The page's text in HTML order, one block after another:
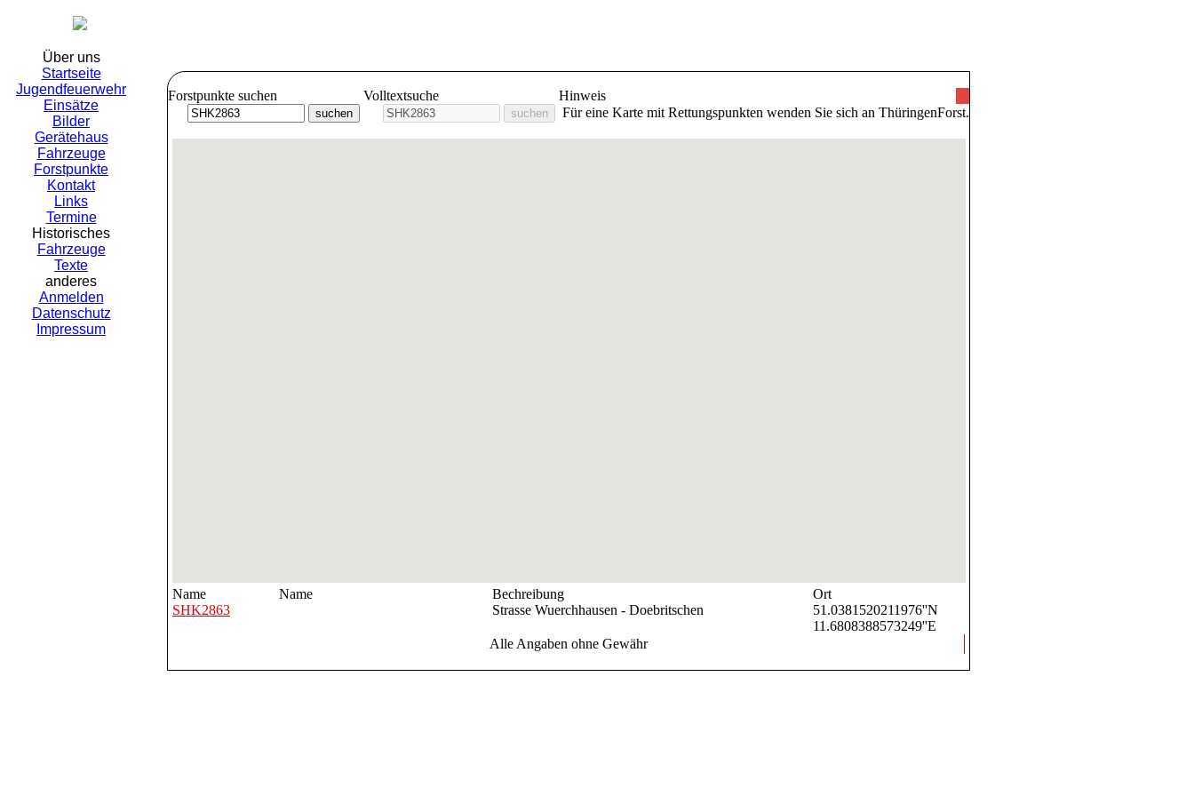
Über uns
Startseite
Jugendfeuerwehr
Einsätze
Bilder
Gerätehaus
Fahrzeuge
Forstpunkte
Kontakt
Links
Termine
Historisches
Fahrzeuge
Texte
anderes
Anmelden
Datenschutz
Impressum
Forstpunkte suchen Volltextsuche
Hinweis
Für eine Karte mit Rettungspunkten wenden Sie sich an ThüringenForst.
Name Name Bechreibung
Ort
SHK2863
Strasse Wuerchhausen - Doebritschen
51.0381520211976''N
11.6808388573249''E
Alle Angaben ohne Gewähr